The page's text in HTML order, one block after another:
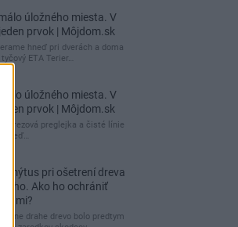
úložného miesta. V
prvok | Môjdom.sk
hneď pri dverách a doma
ETA Terier…
málo úložného miesta. V
prvok | Môjdom.sk
tá brezová preglejka a čisté línie
keď…
mýtus pri ošetrení dreva
Ako ho ochrániť
drahe drevo bolo predtym